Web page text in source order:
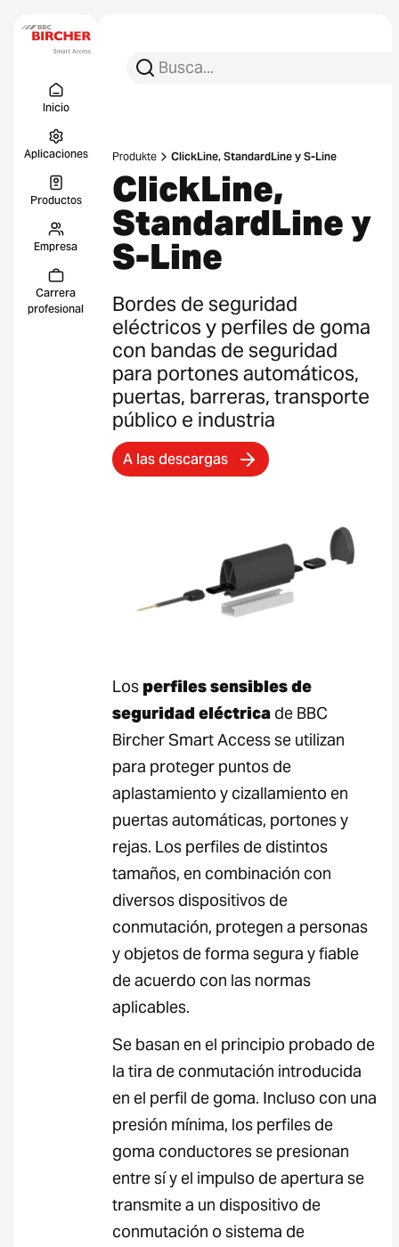
Inicio
Aplicaciones
Productos
Empresa
Carrera
profesional
Busca:
Busca en
Produkte ClickLine, StandardLine y S-Line
ClickLine,
StandardLine y
S-Line
Bordes de seguridad
eléctricos y perfiles de goma
con bandas de seguridad
para portones automáticos,
puertas, barreras, transporte
público e industria
A las descargas
Los perfiles sensibles de
seguridad eléctrica de BBC
Bircher Smart Access se utilizan
para proteger puntos de
aplastamiento y cizallamiento en
puertas automáticas, portones y
rejas. Los perfiles de distintos
tamaños, en combinación con
diversos dispositivos de
conmutación, protegen a personas
y objetos de forma segura y fiable
de acuerdo con las normas
aplicables.
Se basan en el principio probado de
la tira de conmutación introducida
en el perfil de goma. Incluso con una
presión mínima, los perfiles de
goma conductores se presionan
entre sí y el impulso de apertura se
transmite a un dispositivo de
conmutación o sistema de